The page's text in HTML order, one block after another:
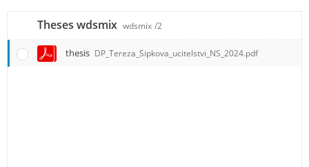
Theses wdsmix wdsmix /2
thesis DP_Tereza_Sipkova_ucitelstvi_NS_2024.pdf